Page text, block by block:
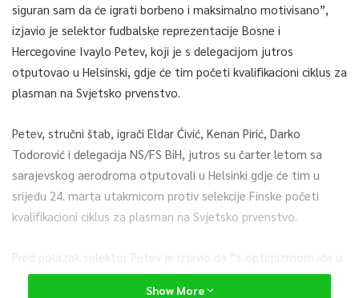
siguran sam da će igrati borbeno i maksimalno motivisano”,
izjavio je selektor fudbalske reprezentacije Bosne i
Hercegovine Ivaylo Petev, koji je s delegacijom jutros
otputovao u Helsinski, gdje će tim početi kvalifikacioni ciklus za
plasman na Svjetsko prvenstvo.
Petev, stručni štab, igrači Eldar Ćivić, Kenan Pirić, Darko
Todorović i delegacija NS/FS BiH, jutros su čarter letom sa
sarajevskog aerodroma otputovali u Helsinki gdje će tim u
srijedu 24. marta utakmicom protiv selekcije Finske početi
kvalifikacioni ciklus za plasman na Svjetsko prvenstvo.
Pred polazak selektor Petev je izjavio da “s optimizmom ide u
Finsku”.
Show More